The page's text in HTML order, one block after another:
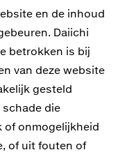
en de inhoud
Daiichi
betrokken is bij
van deze website
gesteld
die
of onmogelijkheid
of uit fouten of